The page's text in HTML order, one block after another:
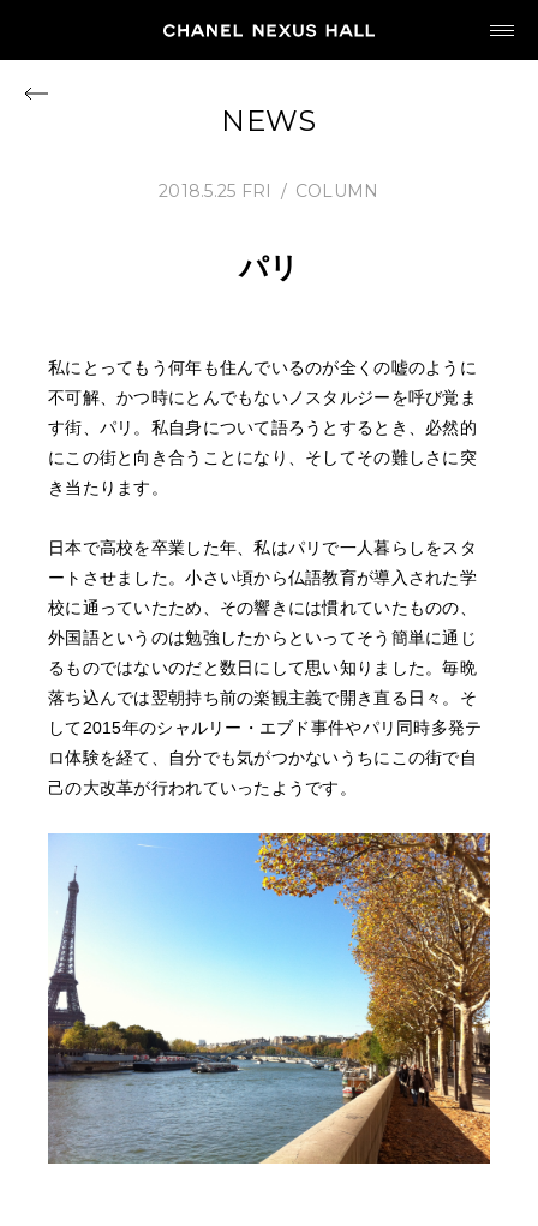
PROGRAM
2026
NEWS
FEATURED
ABOUT US
NEWS
2018.5.25 FRI COLUMN
パリ
私にとってもう何年も住んでいるのが全くの嘘のように
不可解、かつ時にとんでもないノスタルジーを呼び覚ま
す街、パリ。私自身について語ろうとするとき、必然的
にこの街と向き合うことになり、そしてその難しさに突
き当たります。
日本で高校を卒業した年、私はパリで一人暮らしをスタ
ートさせました。小さい頃から仏語教育が導入された学
校に通っていたため、その響きには慣れていたものの、
外国語というのは勉強したからといってそう簡単に通じ
るものではないのだと数日にして思い知りました。毎晩
落ち込んでは翌朝持ち前の楽観主義で開き直る日々。そ
して2015年のシャルリー・エブド事件やパリ同時多発テ
ロ体験を経て、自分でも気がつかないうちにこの街で自
己の大改革が行われていったようです。